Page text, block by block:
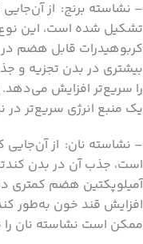
– نشاسته برنج: از آن‌جایی
تشکیل شده است، این نوع
کربوهیدرات قابل هضم
بیشتری در بدن تجزیه
را سریع‌تر افزایش می‌دهد.
یک منبع انرژی سریع‌تر
– نشاسته نان: از آن‌جایی
است، جذب آن در بدن
آمیلوپکتین هضم کمتری
افزایش قند خون به‌طور
ممکن است نشاسته نان را